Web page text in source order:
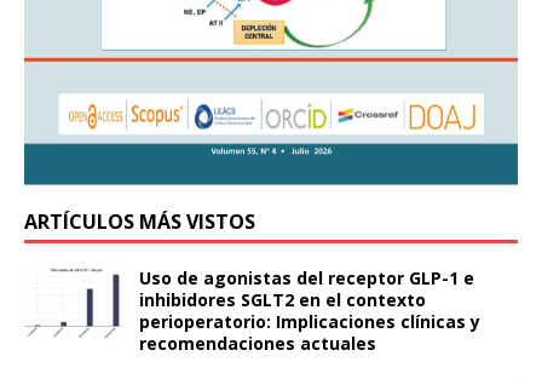
ARTÍCULOS MÁS VISTOS
Uso de agonistas del receptor GLP-1 e
inhibidores SGLT2 en el contexto
perioperatorio: Implicaciones clínicas y
recomendaciones actuales